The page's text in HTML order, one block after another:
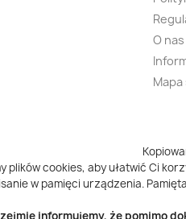
O nas
plików cookies, aby ułatwić Ci
w pamięci urządzenia.
informujemy, że pomimo